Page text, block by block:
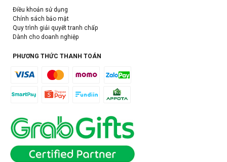
Điều khoản sử dụng
Chính sách bảo mật
Quy trình giải quyết tranh chấp
Dành cho doanh nghiệp
PHƯƠNG THỨC THANH TOÁN